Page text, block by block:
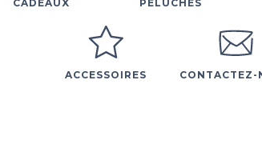
CADEAUX
PELUCHES
ACCESSOIRES CONTACTEZ-